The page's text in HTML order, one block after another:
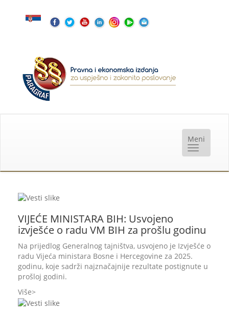
VIJEĆE MINISTARA BIH: Usvojeno
izvješće o radu VM BIH za prošlu godinu
Na prijedlog Generalnog tajništva, usvojeno je Izvješće o
radu Vijeća ministara Bosne i Hercegovine za 2025.
godinu, koje sadrži najznačajnije rezultate postignute u
prošloj godini.
Više